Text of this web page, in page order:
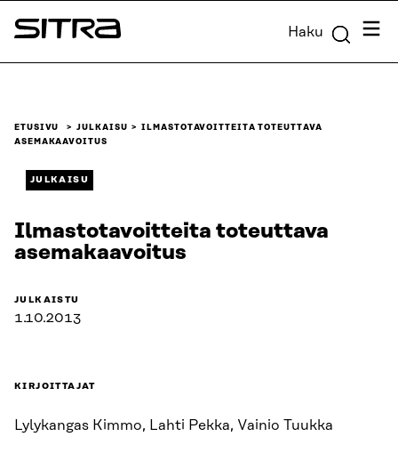
Siirry
suoraan
Sitra Haku
ETUSIVU JULKAISU
ILMASTOTAVOITTEITA TOTEUTTAVA
ASEMAKAAVOITUS
JULKAISU
Ilmastotavoitteita toteuttava
asemakaavoitus
JULKAISTU
1.10.2013
KIRJOITTAJAT
Lylykangas Kimmo, Lahti Pekka, Vainio Tuukka